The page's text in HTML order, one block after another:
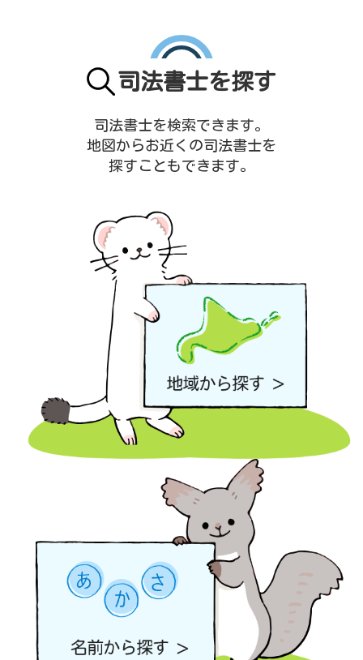
司法書士を探す
司法書士を検索できます。
地図からお近くの司法書士を
探すこともできます。